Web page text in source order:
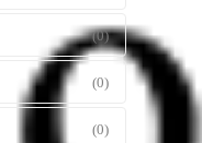
(0)
(0)
(0)